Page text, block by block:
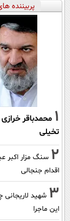
پربیننده
1 محمدباقر
تخیلی
2 سنگ مزار اکبر
اقدام جنجالی
3 شهید لاریجانی
این ماجرا